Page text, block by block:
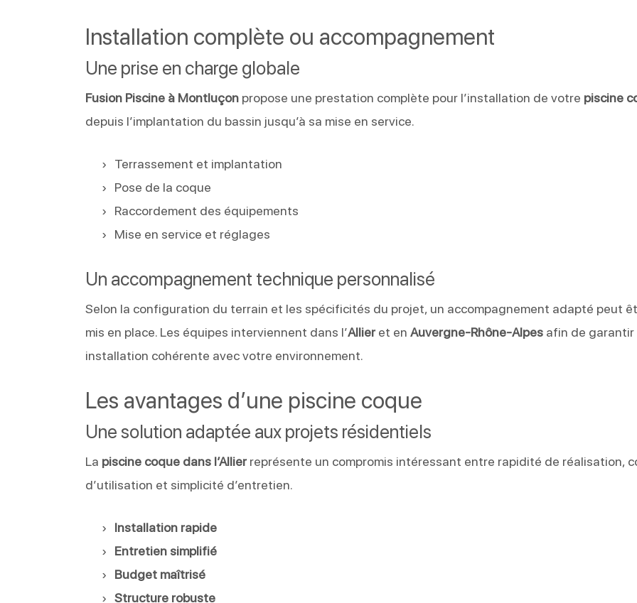
Installation complète ou accompagnement
Une prise en charge globale
Fusion Piscine à Montluçon propose une prestation complète pour l’installation de votre piscine
depuis l’implantation du bassin jusqu’à sa mise en service.
Terrassement et implantation
Pose de la coque
Raccordement des équipements
Mise en service et réglages
Un accompagnement technique personnalisé
Selon la configuration du terrain et les spécificités du projet, un accompagnement adapté peut
mis en place. Les équipes interviennent dans l’Allier et enAuvergne-Rhône-Alpes afin de garantir
installation cohérente avec votre environnement.
Les avantages d’une piscine coque
Une solution adaptée aux projets résidentiels
La piscine coque dans l’Allier représente un compromis intéressant entre rapidité de réalisation,
d’utilisation et simplicité d’entretien.
Installation rapide
Entretien simplifié
Budget maîtrisé
Structure robuste